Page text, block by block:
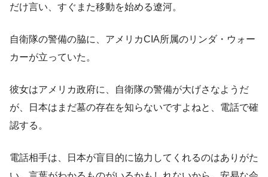
だけ言い、すぐまた移動を始める遼河。
自衛隊の警備の脇に、アメリカCIA所属のリンダ・ウォー
カーが立っていた。
彼女はアメリカ政府に、自衛隊の警備が大げさなようだ
が、日本はまだ墓の存在を知らないですよねと、電話で確
認する。
電話相手は、日本が盲目的に協力してくれるのはありがた